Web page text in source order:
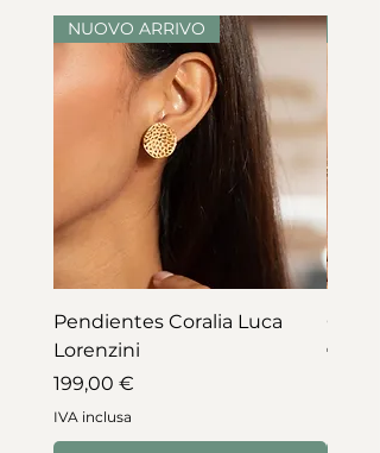
NUOVO ARRIVO
Pendientes Coralia Luca
Lorenzini
Prezzo
199,00 €
IVA inclusa
Prezzo